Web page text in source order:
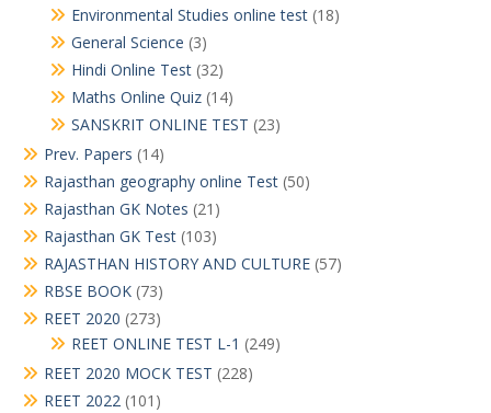
Environmental Studies online test (18)
General Science (3)
Hindi Online Test (32)
Maths Online Quiz (14)
SANSKRIT ONLINE TEST (23)
Prev. Papers (14)
Rajasthan geography online Test (50)
Rajasthan GK Notes (21)
Rajasthan GK Test (103)
RAJASTHAN HISTORY AND CULTURE (57)
RBSE BOOK (73)
REET 2020 (273)
REET ONLINE TEST L-1 (249)
REET 2020 MOCK TEST (228)
REET 2022 (101)